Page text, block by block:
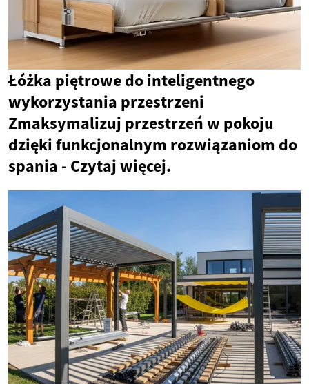
Łóżka piętrowe do inteligentnego
wykorzystania przestrzeni
Zmaksymalizuj przestrzeń w pokoju
dzięki funkcjonalnym rozwiązaniom do
spania - Czytaj więcej.